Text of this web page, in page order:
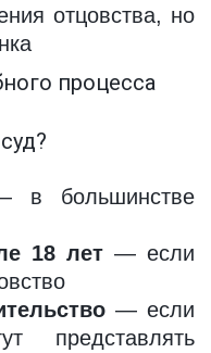
отцовства, но
процесса
большинстве
18 лет — если
— если
представлять